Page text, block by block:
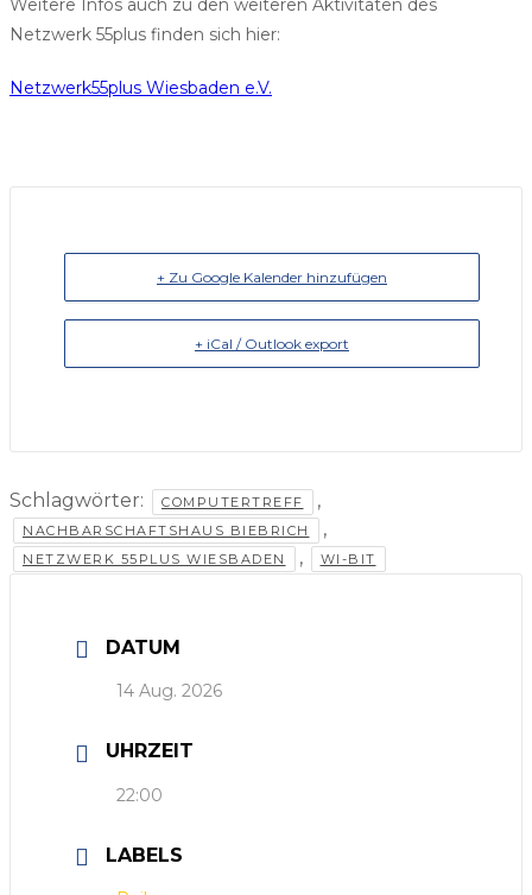
Weitere Infos auch zu den weiteren Aktivitäten des
Netzwerk 55plus finden sich hier:
Netzwerk55plus Wiesbaden e.V.
+ Zu Google Kalender hinzufügen
+ iCal / Outlook export
Schlagwörter: COMPUTERTREFF ,
NACHBARSCHAFTSHAUS BIEBRICH ,
NETZWERK 55PLUS WIESBADEN , WI-BIT
DATUM
14 Aug. 2026
UHRZEIT
22:00
LABELS